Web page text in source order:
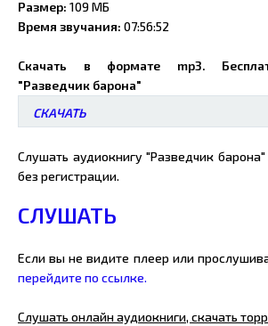
Размер: 109 МБ
Время звучания: 07:56:52
Скачать в формате mp3.
"Разведчик барона"
СКАЧАТЬ
Слушать аудиокнигу "Разведчик
без регистрации.
СЛУШАТЬ
Если вы не видите плеер или
перейдите по ссылке.
Слушать онлайн аудиокниги, скачать